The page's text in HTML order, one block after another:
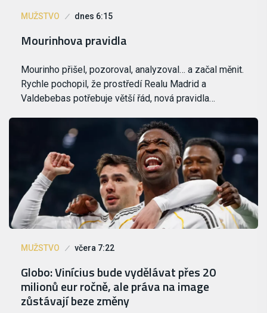
MUŽSTVO dnes 6:15
Mourinhova pravidla
Mourinho přišel, pozoroval, analyzoval… a začal měnit.
Rychle pochopil, že prostředí Realu Madrid a
Valdebebas potřebuje větší řád, nová pravidla…
MUŽSTVO včera 7:22
Globo: Vinícius bude vydělávat přes 20
milionů eur ročně, ale práva na image
zůstávají beze změny